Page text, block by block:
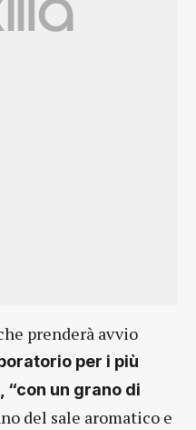
prenderà avvio
per i più
“con un grano di
del sale aromatico e